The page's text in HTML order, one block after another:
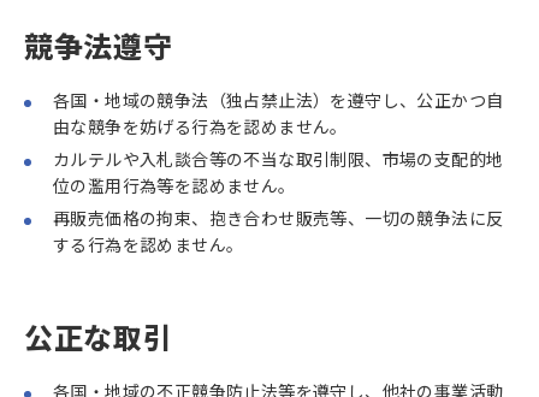
競争法遵守
各国・地域の競争法（独占禁止法）を遵守し、公正かつ自
由な競争を妨げる行為を認めません。
カルテルや入札談合等の不当な取引制限、市場の支配的地
位の濫用行為等を認めません。
再販売価格の拘束、抱き合わせ販売等、一切の競争法に反
する行為を認めません。
公正な取引
各国・地域の不正競争防止法等を遵守し、他社の事業活動